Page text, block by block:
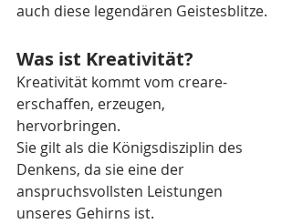
auch diese legendären Geistesblitze.
Was ist Kreativität?
Kreativität kommt vom creare-
erschaffen, erzeugen,
hervorbringen.
Sie gilt als die Königsdisziplin des
Denkens, da sie eine der
anspruchsvollsten Leistungen
unseres Gehirns ist.